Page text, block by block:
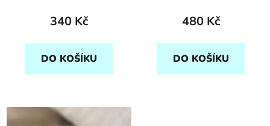
340 Kč
DO KOŠÍKU
480 Kč
DO KOŠÍKU